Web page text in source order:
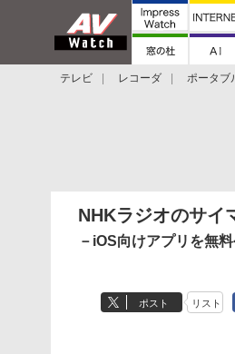
テレビ レコーダ ポータブ
NHKラジオのサイ
－iOS向けアプリを無
ポスト リスト